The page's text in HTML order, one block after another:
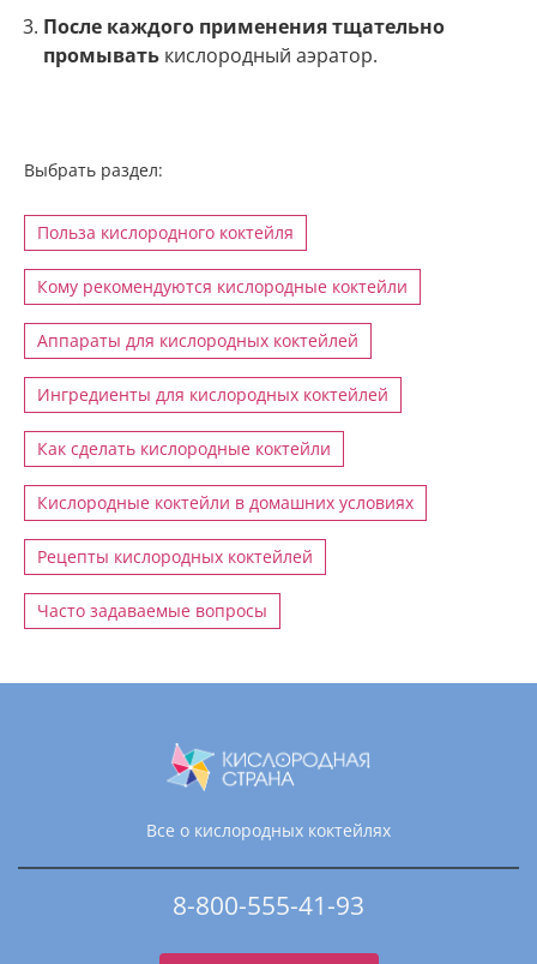
После каждого применения тщательно
промыватькислородный аэратор.
Выбрать раздел:
Польза кислородного коктейля
Кому рекомендуются кислородные коктейли
Аппараты для кислородных коктейлей
Ингредиенты для кислородных коктейлей
Как сделать кислородные коктейли
Кислородные коктейли в домашних условиях
Рецепты кислородных коктейлей
Часто задаваемые вопросы
Все о кислородных коктейлях
8-800-555-41-93